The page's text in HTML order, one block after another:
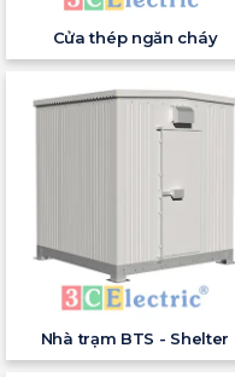
Cửa thép ngăn cháy
Nhà trạm BTS - Shelter